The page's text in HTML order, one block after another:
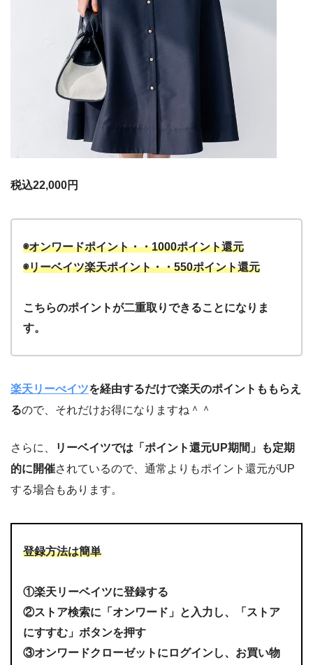
税込22,000円
◉オンワードポイント・・1000ポイント還元
◉リーベイツ楽天ポイント・・550ポイント還元
こちらのポイントが二重取りできることになりま
す。
楽天リーべイツを経由するだけで楽天のポイントももらえ
るので、それだけお得になりますね＾＾
さらに、
リーベイツでは「ポイント還元UP期間」も定期
的に開催されているので、通常よりもポイント還元がUP
する場合もあります。
登録方法は簡単
①楽天リーベイツに登録する
②ストア検索に「オンワード」と入力し、「ストア
にすすむ」ボタンを押す
③オンワードクローゼットにログインし、お買い物